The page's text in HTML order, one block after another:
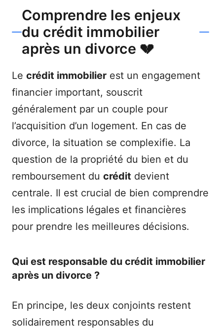
Comprendre les enjeux
du crédit immobilier
après un divorce 💔
Le crédit immobilier est un engagement
financier important, souscrit
généralement par un couple pour
l’acquisition d’un logement. En cas de
divorce, la situation se complexifie. La
question de la propriété du bien et du
remboursement du crédit devient
centrale. Il est crucial de bien comprendre
les implications légales et financières
pour prendre les meilleures décisions.
Qui est responsable du crédit immobilier
après un divorce ?
En principe, les deux conjoints restent
solidairement responsables du